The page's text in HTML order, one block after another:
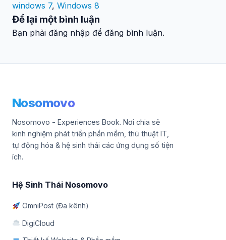
windows 7, Windows 8
Để lại một bình luận
Bạn phải đăng nhập để đăng bình luận.
Nosomovo
Nosomovo - Experiences Book. Nơi chia sẻ
kinh nghiệm phát triển phần mềm, thủ thuật IT,
tự động hóa & hệ sinh thái các ứng dụng số tiện
ích.
Hệ Sinh Thái Nosomovo
OmniPost (Đa kênh)
DigiCloud